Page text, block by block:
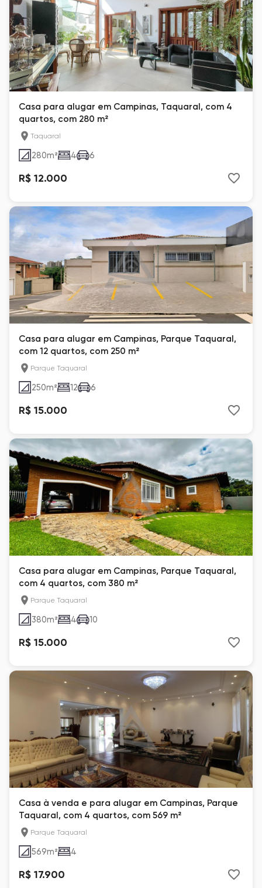
Casa para alugar em Campinas, Taquaral, com 4
quartos, com 280 m²
Taquaral
280m² 4 6
R$ 12.000
Casa para alugar em Campinas, Parque Taquaral,
com 12 quartos, com 250 m²
Parque Taquaral
250m² 12 6
R$ 15.000
Casa para alugar em Campinas, Parque Taquaral,
com 4 quartos, com 380 m²
Parque Taquaral
380m² 4 10
R$ 15.000
Casa à venda e para alugar em Campinas, Parque
Taquaral, com 4 quartos, com 569 m²
Parque Taquaral
569m² 4
R$ 17.900